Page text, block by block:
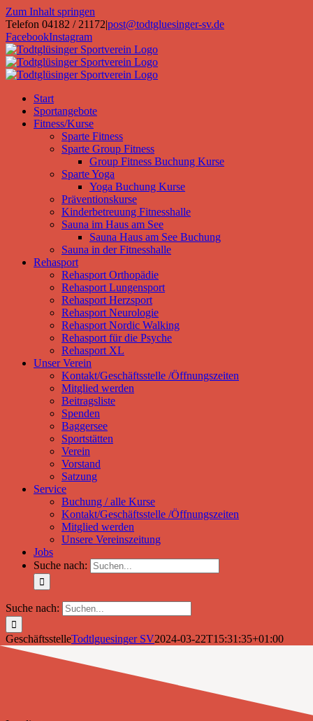
Zum Inhalt springen
Telefon 04182 / 21172|post@todtgluesinger-sv.de
FacebookInstagram
Start
Sportangebote
Fitness/Kurse
Sparte Fitness
Sparte Group Fitness
Group Fitness Buchung Kurse
Sparte Yoga
Yoga Buchung Kurse
Präventionskurse
Kinderbetreuung Fitnesshalle
Sauna im Haus am See
Sauna Haus am See Buchung
Sauna in der Fitnesshalle
Rehasport
Rehasport Orthopädie
Rehasport Lungensport
Rehasport Herzsport
Rehasport Neurologie
Rehasport Nordic Walking
Rehasport für die Psyche
Rehasport XL
Unser Verein
Kontakt/Geschäftsstelle /Öffnungszeiten
Mitglied werden
Beitragsliste
Spenden
Baggersee
Sportstätten
Verein
Vorstand
Satzung
Service
Buchung / alle Kurse
Kontakt/Geschäftsstelle /Öffnungszeiten
Mitglied werden
Unsere Vereinszeitung
Jobs
Suche nach:
Suche nach:
GeschäftsstelleTodtlguesinger SV2024-03-22T15:31:35+01:00